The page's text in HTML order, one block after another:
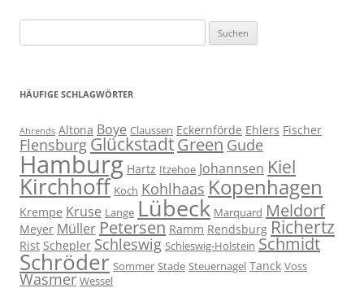
nach:
HÄUFIGE SCHLAGWÖRTER
Ahrends Altona Boye Claussen Eckernförde Ehlers Fischer
Flensburg GlückstadtGreen Gude
Hamburg Hartz Itzehoe Johannsen Kiel
Kirchhoff Koch Kohlhaas Kopenhagen
Krempe Kruse Lange Lübeck Marquard Meldorf
Meyer Müller Petersen Ramm Rendsburg Richertz
Rist Schepler Schleswig Schleswig-Holstein Schmidt
Schröder Sommer Stade Steuernagel Tanck Voss
Wasmer Wessel